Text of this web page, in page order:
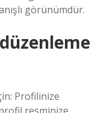
görünümdür.
Profilinize